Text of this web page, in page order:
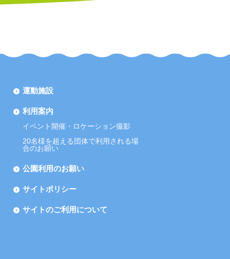
運動施設
利用案内
イベント開催・ロケーション撮影
20名様を超える団体で利用される場
合のお願い
公園利用のお願い
サイトポリシー
サイトのご利用について